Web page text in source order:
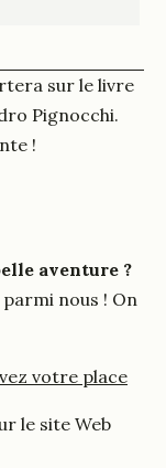
sur le livre
Pignocchi.
!
aventure ?
nous ! On
votre place
le site Web